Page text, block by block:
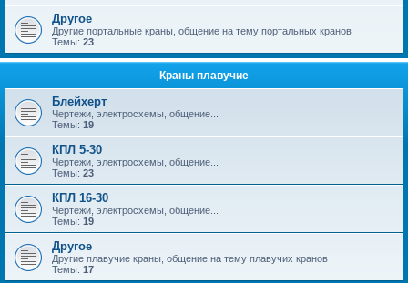
Другое
Другие портальные краны, общение на тему портальных кранов
Темы: 23
Краны плавучие
Блейхерт
Чертежи, электросхемы, общение...
Темы: 19
КПЛ 5-30
Чертежи, электросхемы, общение...
Темы: 23
КПЛ 16-30
Чертежи, электросхемы, общение...
Темы: 19
Другое
Другие плавучие краны, общение на тему плавучих кранов
Темы: 17